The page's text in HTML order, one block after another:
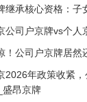
继承核心资格：子
公司户京牌vs个人
！公司户京牌居然
2026年政策收紧，
盛昂京牌